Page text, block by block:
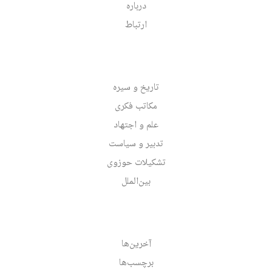
درباره
ارتباط
تاریخ و سیره
مکاتب فکری
علم و اجتهاد
تدبیر و سیاست
تشکیلات حوزوی
بین‌الملل
آخرین‌ها
برچسب‌ها